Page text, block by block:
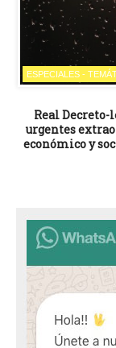
ESPECIALES -
Real Decreto-
urgentes
económico y